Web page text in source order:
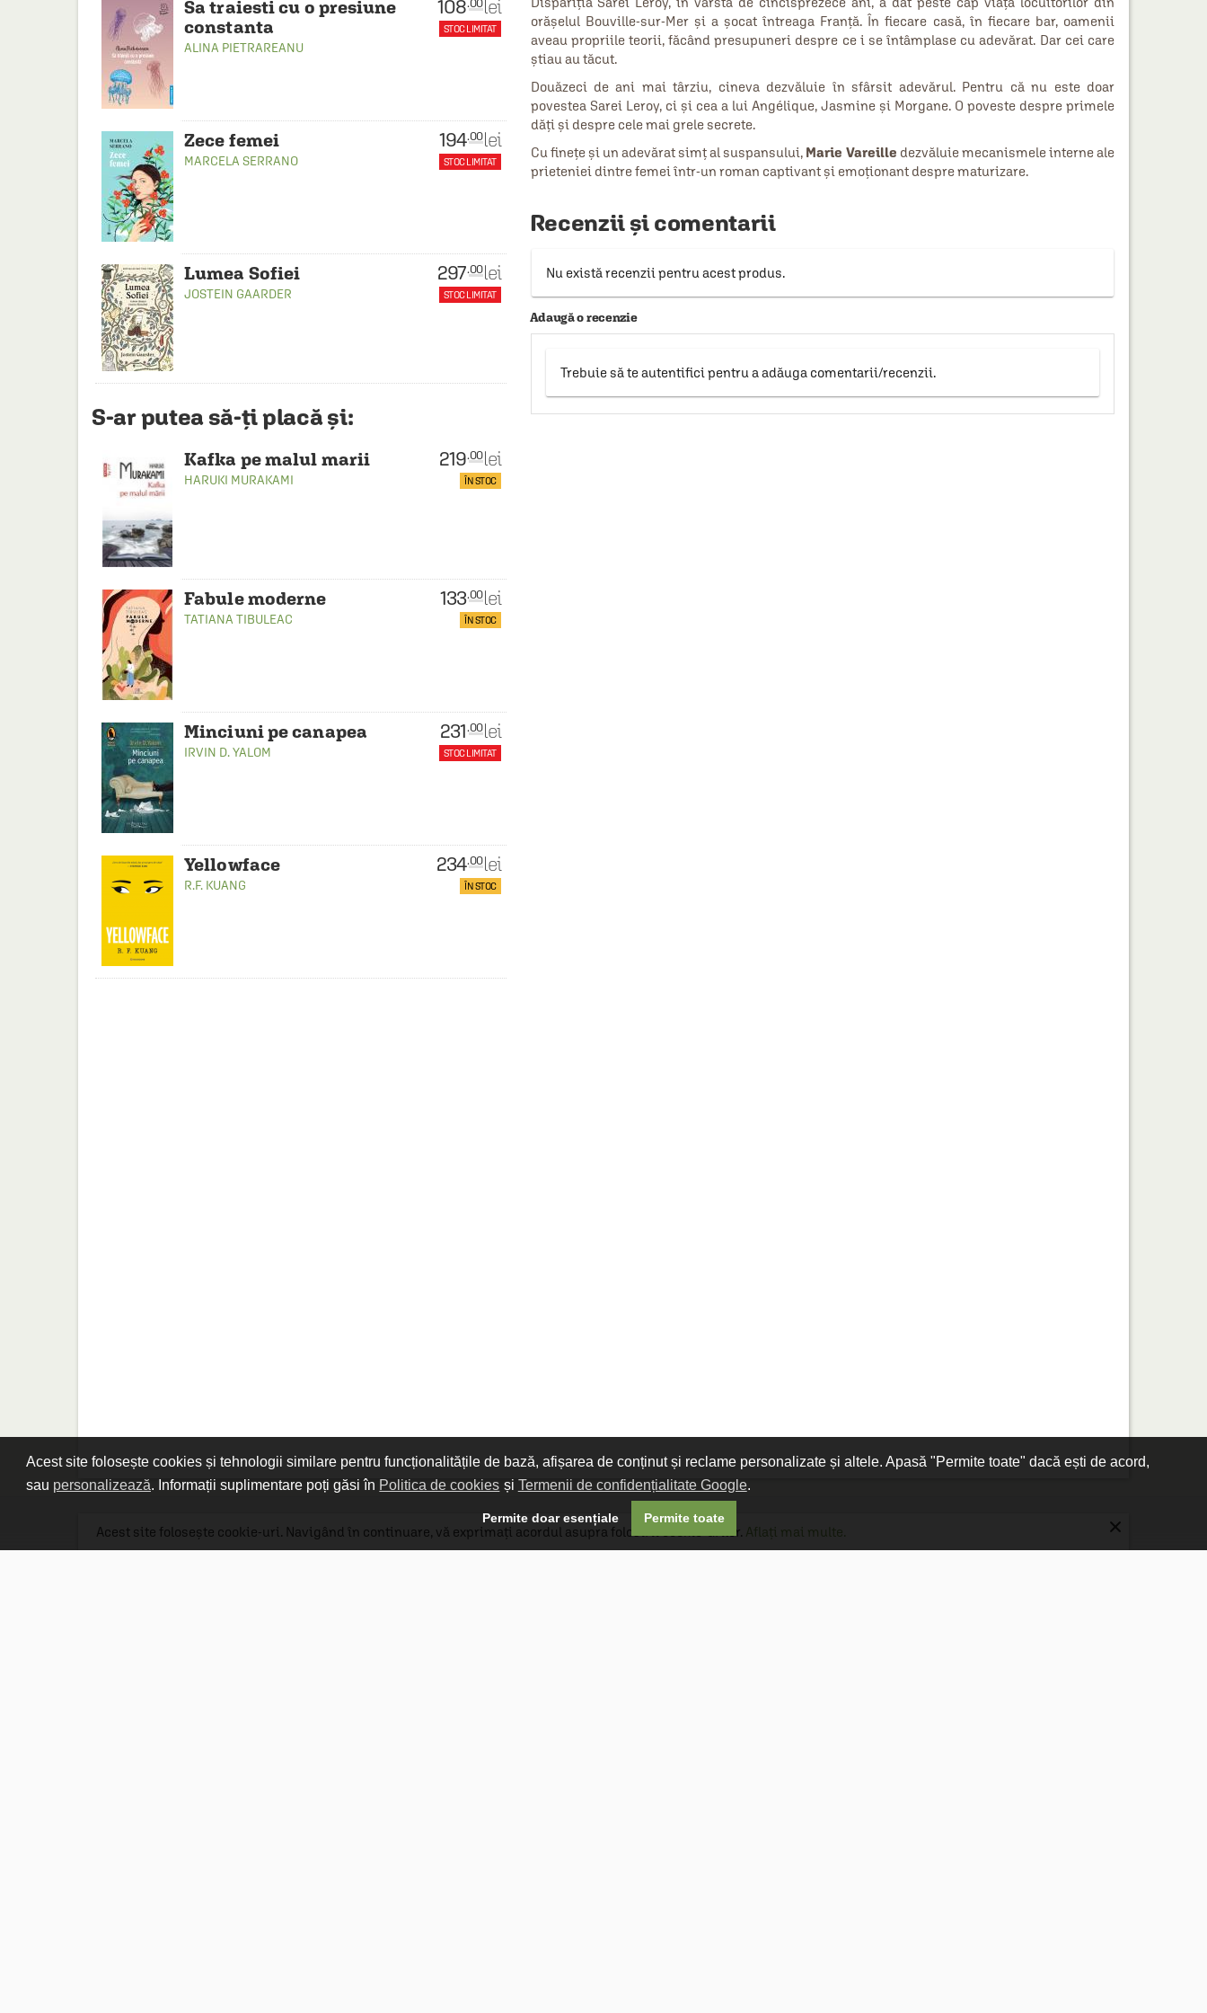
Acest site folosește cookies și tehnologii similare pentru funcționalitățile de bază, afișarea de conținut și reclame personalizate și altele. Apasă "Permite toate" dacă ești de acord,
sau personalizează. Informații suplimentare poți găsi în Politica de cookies și Termenii de confidențialitate Google.
Permite doar esențiale Permite toate
Sa traiesti cu o presiune
constanta
ALINA PIETRAREANU
108.00lei
STOC LIMITAT
Zece femei
MARCELA SERRANO
194.00lei
STOC LIMITAT
Lumea Sofiei
JOSTEIN GAARDER
297.00lei
STOC LIMITAT
S-ar putea să-ți placă și:
Kafka pe malul marii
HARUKI MURAKAMI
219.00lei
ÎN STOC
Fabule moderne
TATIANA TIBULEAC
133.00lei
ÎN STOC
Minciuni pe canapea
IRVIN D. YALOM
231 .00lei
STOC LIMITAT
Yellowface
R.F. KUANG
234.00lei
ÎN STOC
orășelul Bouville-sur-Mer și a șocat întreaga Franță. În fiecare casă, în fiecare bar, oamenii
aveau propriile teorii, făcând presupuneri despre ce i se întâmplase cu adevărat. Dar cei care
știau au tăcut.
Douăzeci de ani mai târziu, cineva dezvăluie în sfârsit adevărul. Pentru că nu este doar
povestea Sarei Leroy, ci și cea a lui Angélique, Jasmine și Morgane. O poveste despre primele
dăți și despre cele mai grele secrete.
Cu finețe și un adevărat simț al suspansului, Marie Vareille dezvăluie mecanismele interne ale
prieteniei dintre femei într-un roman captivant și emoționant despre maturizare.
Recenzii și comentarii
Nu există recenzii pentru acest produs.
Adaugă o recenzie
Trebuie să te autentifici pentru a adăuga comentarii/recenzii.
Linkuri utile  Livrare gratuită
Acest site folosește cookie-uri. Navigând în continuare, vă exprimați acordul asupra folosirii cookie-urilor. Aflați mai multe. ×